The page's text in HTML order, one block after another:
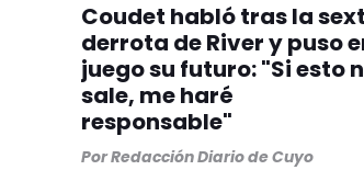
Coudet habló tras la
derrota de River y puso
juego su futuro: "Si esto
sale, me haré
responsable"
PorRedacción Diario de Cuyo